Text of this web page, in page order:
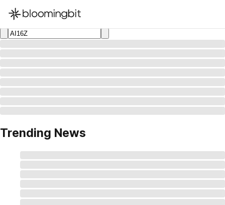
한국어
English
日本語
Trending News